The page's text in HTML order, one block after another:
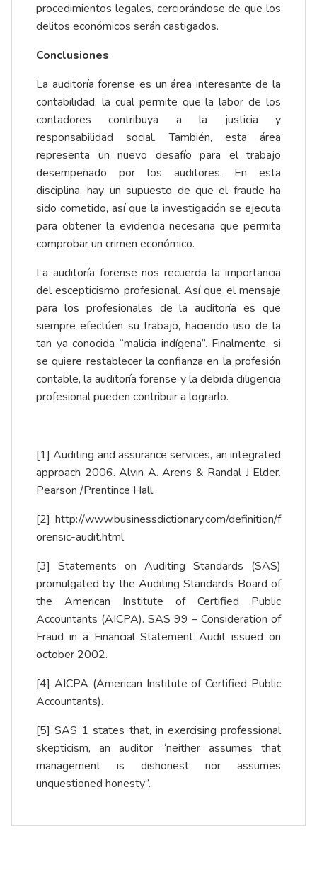
procedimientos legales, cerciorándose de que los
delitos económicos serán castigados.
Conclusiones
La auditoría forense es un área interesante de la
contabilidad, la cual permite que la labor de los
contadores contribuya a la justicia y
responsabilidad social. También, esta área
representa un nuevo desafío para el trabajo
desempeñado por los auditores. En esta
disciplina, hay un supuesto de que el fraude ha
sido cometido, así que la investigación se ejecuta
para obtener la evidencia necesaria que permita
comprobar un crimen económico.
La auditoría forense nos recuerda la importancia
del escepticismo profesional. Así que el mensaje
para los profesionales de la auditoría es que
siempre efectúen su trabajo, haciendo uso de la
tan ya conocida “malicia indígena”. Finalmente, si
se quiere restablecer la confianza en la profesión
contable, la auditoría forense y la debida diligencia
profesional pueden contribuir a lograrlo.
[1] Auditing and assurance services, an integrated
approach 2006. Alvin A. Arens & Randal J Elder.
Pearson /Prentince Hall.
[2] http://www.businessdictionary.com/definition/f
orensic-audit.html
[3] Statements on Auditing Standards (SAS)
promulgated by the Auditing Standards Board of
the American Institute of Certified Public
Accountants (AICPA). SAS 99 – Consideration of
Fraud in a Financial Statement Audit issued on
october 2002.
[4] AICPA (American Institute of Certified Public
Accountants).
[5] SAS 1 states that, in exercising professional
skepticism, an auditor “neither assumes that
management is dishonest nor assumes
unquestioned honesty”.